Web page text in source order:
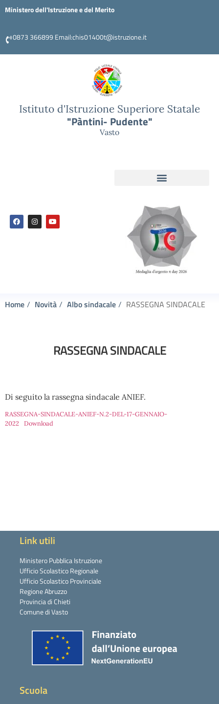
Ministero dell'Istruzione e del Merito
0873 366899 Email:chis01400t@istruzione.it
Istituto d'Istruzione Superiore Statale
"Pàntini- Pudente"
Vasto
Home Novità Albo sindacale RASSEGNA SINDACALE
RASSEGNA SINDACALE
Di seguito la rassegna sindacale ANIEF.
RASSEGNA-SINDACALE-ANIEF-N.2-DEL-17-GENNAIO-
2022 Download
Link utili
Ministero Pubblica Istruzione
Ufficio Scolastico Regionale
Ufficio Scolastico Provinciale
Regione Abruzzo
Provincia di Chieti
Comune di Vasto
Scuola